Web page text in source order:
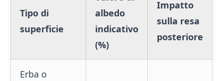
Tipo di
superficie
albedo
indicativo
(%)
Impatto
sulla resa
posteriore
Erba o